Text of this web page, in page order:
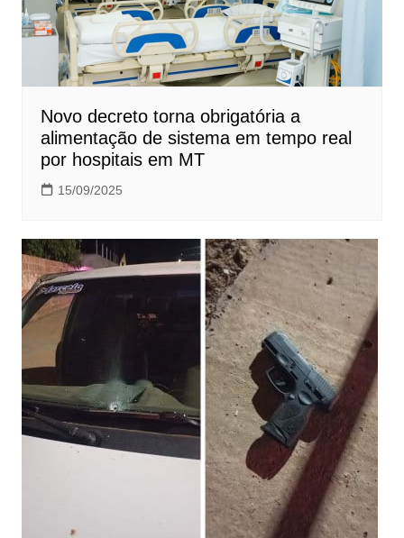
Novo decreto torna obrigatória a
alimentação de sistema em tempo real
por hospitais em MT
15/09/2025